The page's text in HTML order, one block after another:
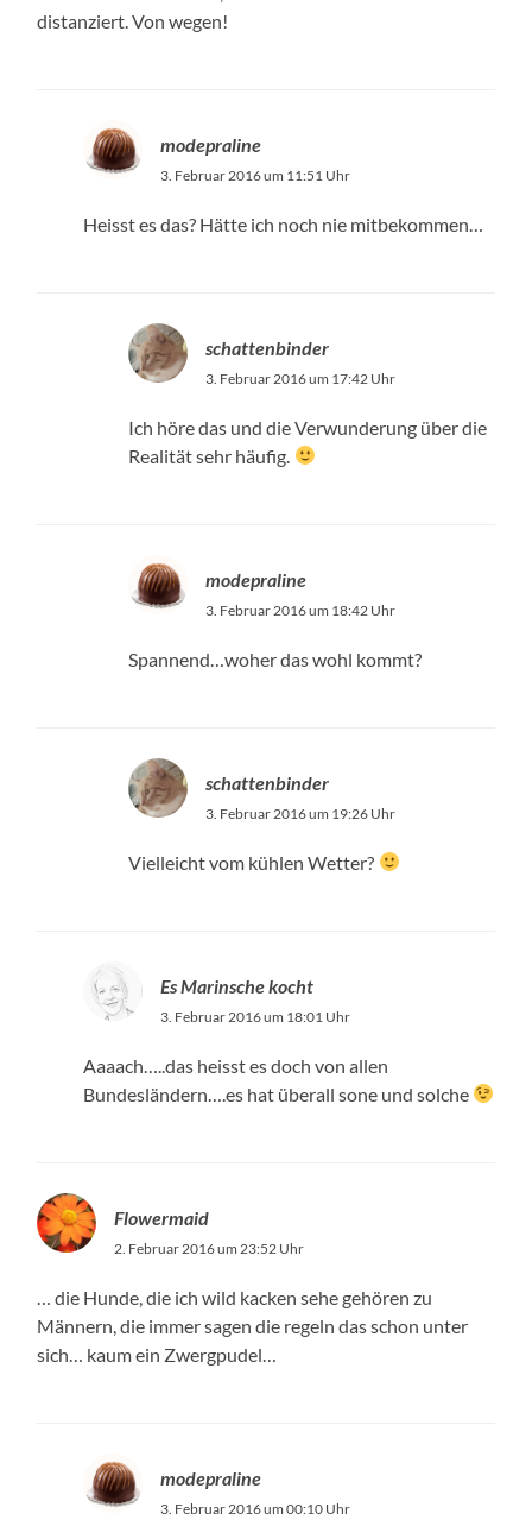
distanziert. Von wegen!
modepraline
3. Februar 2016 um 11:51 Uhr
Heisst es das? Hätte ich noch nie mitbekommen…
schattenbinder
3. Februar 2016 um 17:42 Uhr
Ich höre das und die Verwunderung über die
Realität sehr häufig.
modepraline
3. Februar 2016 um 18:42 Uhr
Spannend…woher das wohl kommt?
schattenbinder
3. Februar 2016 um 19:26 Uhr
Vielleicht vom kühlen Wetter?
Es Marinsche kocht
3. Februar 2016 um 18:01 Uhr
Aaaach…..das heisst es doch von allen
Bundesländern….es hat überall sone und solche
Flowermaid
2. Februar 2016 um 23:52 Uhr
… die Hunde, die ich wild kacken sehe gehören zu
Männern, die immer sagen die regeln das schon unter
sich… kaum ein Zwergpudel…
modepraline
3. Februar 2016 um 00:10 Uhr